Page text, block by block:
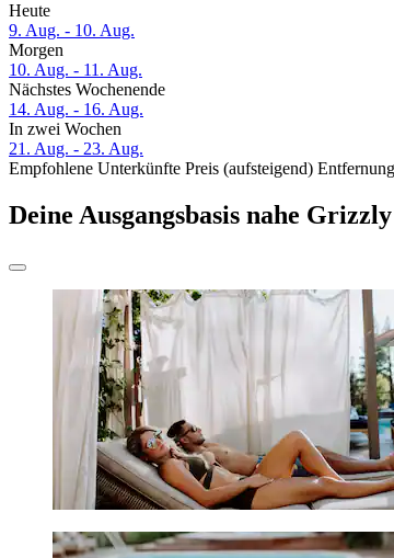
Heute
9. Aug. - 10. Aug.
Morgen
10. Aug. - 11. Aug.
Nächstes Wochenende
14. Aug. - 16. Aug.
In zwei Wochen
21. Aug. - 23. Aug.
Empfohlene Unterkünfte Preis (aufsteigend) Entfernung
Deine Ausgangsbasis nahe